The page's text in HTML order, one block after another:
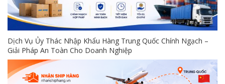
Dịch Vụ Ủy Thác Nhập Khẩu Hàng Trung Quốc Chính Ngạch –
Giải Pháp An Toàn Cho Doanh Nghiệp